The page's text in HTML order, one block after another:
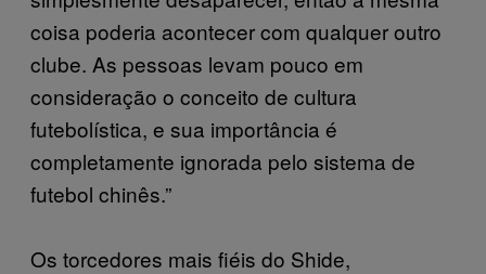
coisa poderia acontecer com qualquer outro
clube. As pessoas levam pouco em
consideração o conceito de cultura
futebolística, e sua importância é
completamente ignorada pelo sistema de
futebol chinês.”
Os torcedores mais fiéis do Shide,